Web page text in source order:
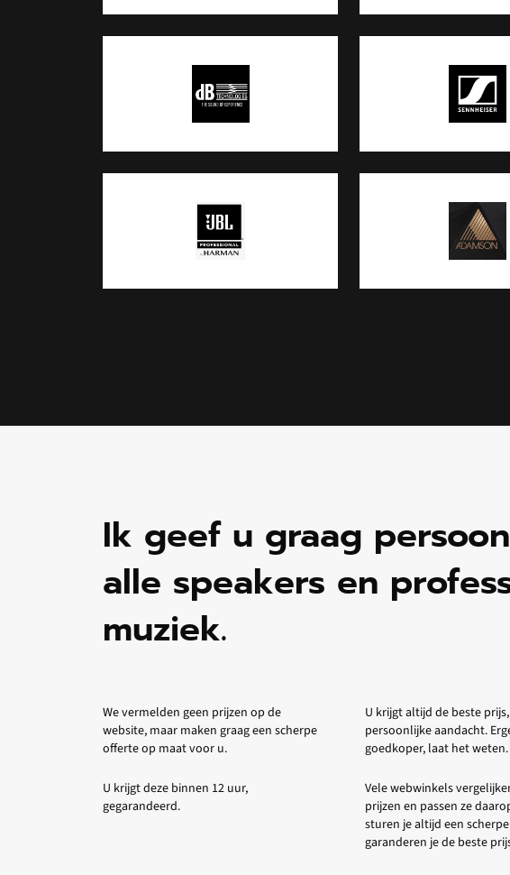
Ik geef u graag
alle speakers en
muziek.
We vermelden geen prijzen op de
website, maar maken graag een scherpe
offerte op maat voor u.
U krijgt deze binnen 12 uur,
gegarandeerd.
U krijgt altijd de beste
persoonlijke aandacht.
goedkoper, laat het weten.
Vele webwinkels
prijzen en passen ze
sturen je altijd een
garanderen je de beste